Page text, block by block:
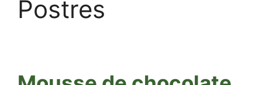
Postres